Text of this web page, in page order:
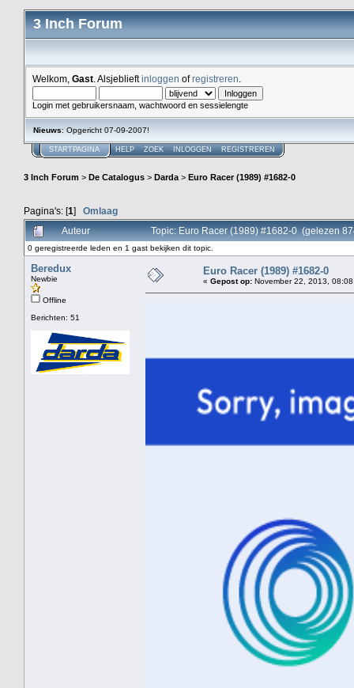
3 Inch Forum
Welkom, Gast . Alsjeblieftinloggen ofregistreren
Login met gebruikersnaam, wachtwoord en sessielengte
Nieuws: Opgericht 07-09-2007!
STARTPAGINA HELP ZOEK INLOGGEN REGISTREREN
3 Inch Forum > De Catalogus > Darda > Euro Racer (1989) #1682-0
Pagina's: [1] Omlaag
Auteur
Topic: Euro Racer (1989) #1682-0 (gelezen
0 geregistreerde leden en 1 gast bekijken dit topic.
Beredux
Newbie
Offline
Berichten: 51
Euro Racer (1989) #1682-0
« Gepost op: November 22, 2013,